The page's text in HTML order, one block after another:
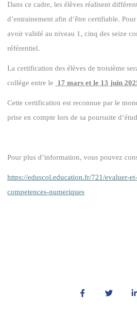
Dans ce cadre, les élèves réalisent
d’entrainement afin d’être certifiable.
avoir validé au niveau 1, cinq des seize
référentiel.
La certification des élèves de troisième
collège entre le
17 mars et le 13 juin
Cette certification est reconnue par le
prise en compte lors de sa poursuite
Pour plus d’information, vous pouvez
https://eduscol.education.fr/721/evaluer-
competences-numeriques